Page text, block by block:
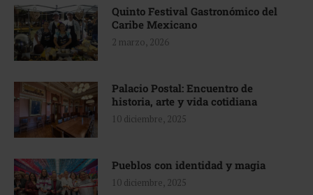
Quinto Festival Gastronómico del
Caribe Mexicano
2 marzo, 2026
Palacio Postal: Encuentro de
historia, arte y vida cotidiana
10 diciembre, 2025
Pueblos con identidad y magia
10 diciembre, 2025